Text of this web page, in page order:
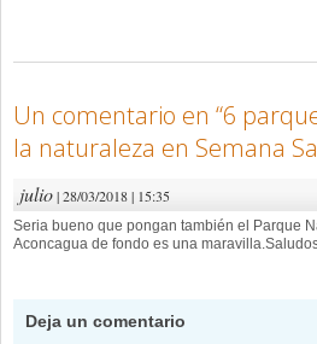
Un comentario en “6
la naturaleza en Semana
julio| 28/03/2018 | 15:35
Seria bueno que pongan también el Parque
Aconcagua de fondo es una
Deja un comentario